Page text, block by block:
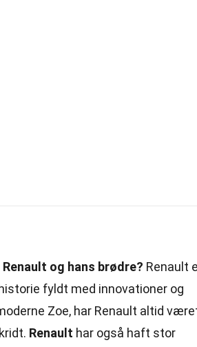
og hans brødre? Renault
fyldt med innovationer og
Zoe, har Renault altid
Renault har også haft stor